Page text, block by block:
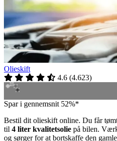
Olieskift
4.6 (4.623)
Spar i gennemsnit 52%*
Bestil dit olieskift online. Du får
til 4 liter kvalitetsolie på bilen.
og sørger for at bortskaffe den